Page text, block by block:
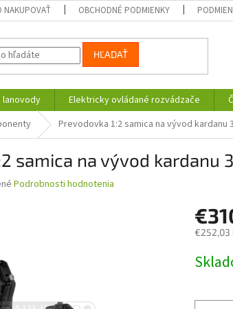
NAKUPOVAŤ OBCHODNÉ PODMIENKY
HĽADAŤ
lanovody Elektricky ovládané rozvádzače
Prevodovka 1:2 samica na vývod kardanu
samica na vývod kardanu
Podrobnosti hodnotenia
€252,03
cena: